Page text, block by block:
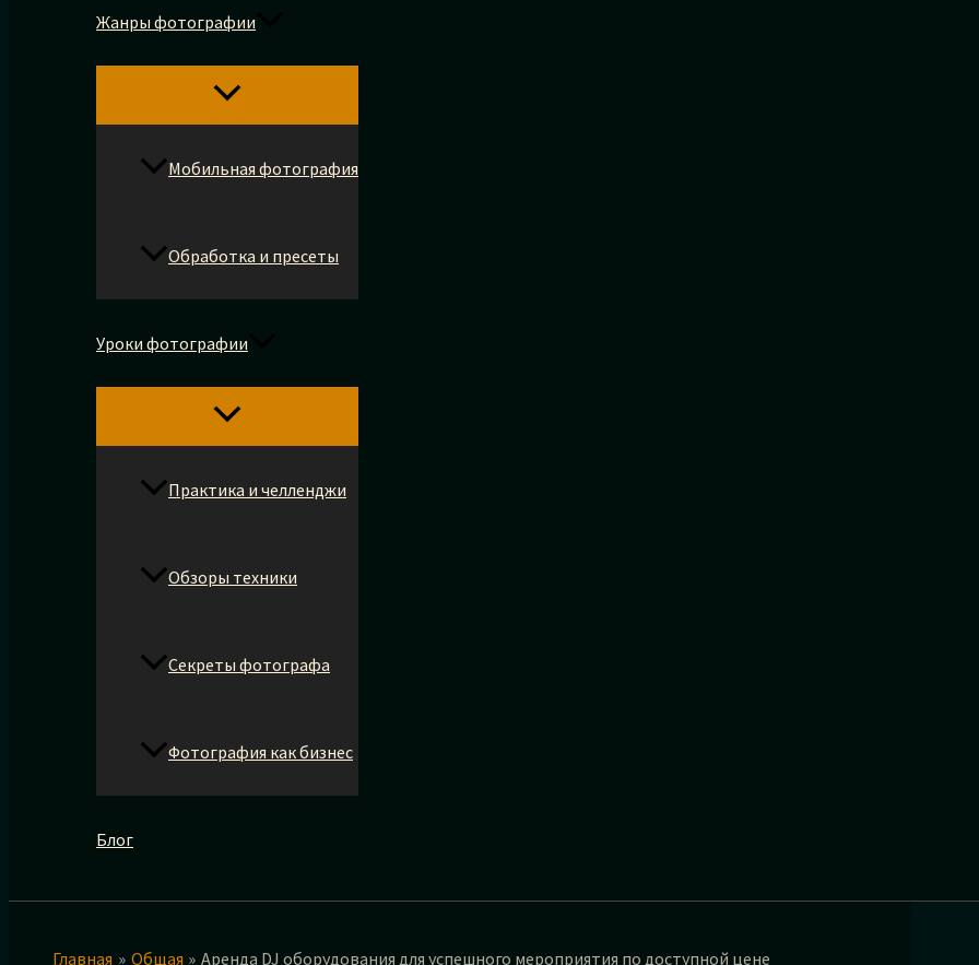
Жанры фотографии
Мобильная фотография
Обработка и пресеты
Уроки фотографии
Практика и челленджи
Обзоры техники
Секреты фотографа
Фотография как бизнес
Блог
Главная Общая Аренда DJ оборудования для успешного мероприятия по доступной цене